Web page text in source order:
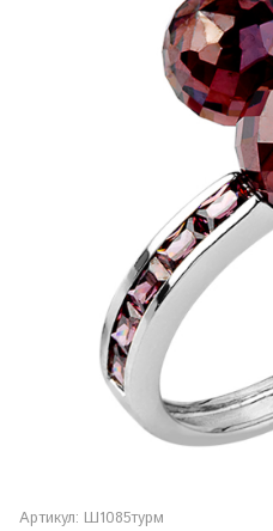
Артикул: Ш1085турм